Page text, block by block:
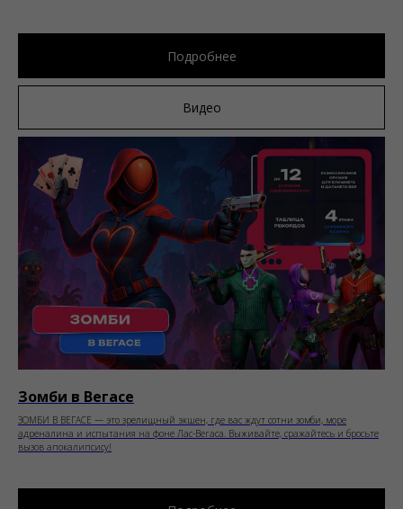
Подробнее
Видео
Зомби в Вегасе
ЗОМБИ В ВЕГАСЕ — это зрелищный экшен, где вас ждут сотни зомби, море
адреналина и испытания на фоне Лас-Вегаса. Выживайте, сражайтесь и бросьте
вызов апокалипсису!